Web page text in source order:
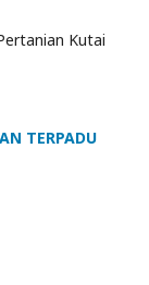
Kutai
TERPADU